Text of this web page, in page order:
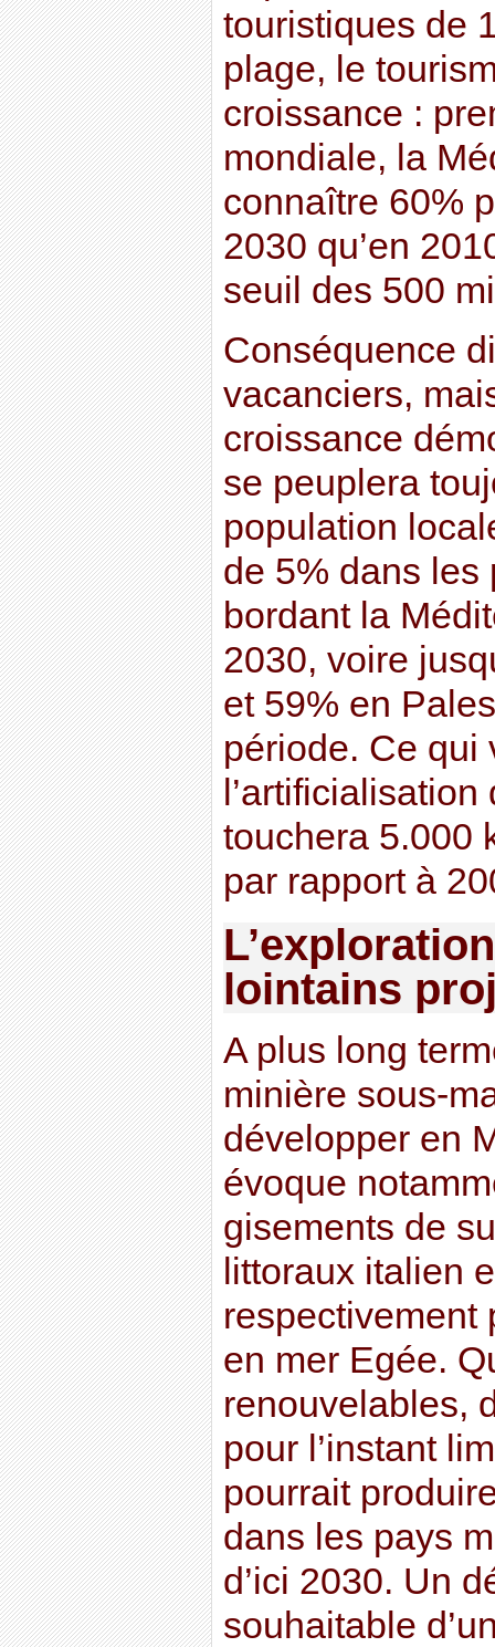
touristiques de
plage, le
croissance :
mondiale, la
connaître 60%
2030 qu’en
seuil des 500
Conséquence
vacanciers,
croissance
se peuplera
population
de 5% dans les
bordant la
2030, voire
et 59% en
période. Ce qui
touchera 5.000
par rapport à
lointains
A plus long
minière sous-
développer en
évoque
gisements de
littoraux italien
respectivement
en mer Egée.
renouvelables,
pour l’instant
pourrait
dans les pays
d’ici 2030. Un
souhaitable